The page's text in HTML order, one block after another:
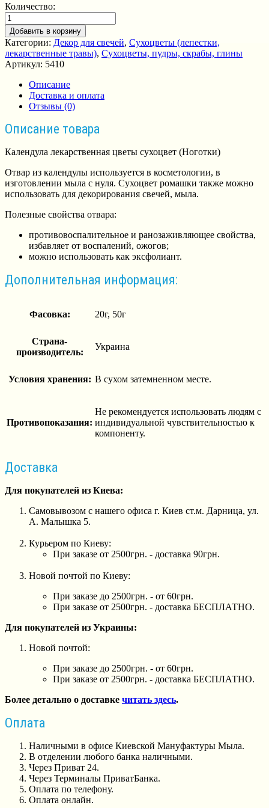
Количество:
Добавить в корзину
Категории: Декор для свечей, Сухоцветы (лепестки,
лекарственные травы), Сухоцветы, пудры, скрабы, глины
Артикул: 5410
Описание
Доставка и оплата
Отзывы (0)
Описание товара
Календула лекарственная цветы сухоцвет (Ноготки)
Отвар из календулы используется в косметологии, в
изготовлении мыла с нуля. Сухоцвет ромашки также можно
использовать для декорирования свечей, мыла.
Полезные свойства отвара:
противовоспалительное и ранозаживляющее свойства,
избавляет от воспалений, ожогов;
можно использовать как эксфолиант.
Дополнительная информация:
Фасовка: 20г, 50г
Страна-
производитель:
Украина
Условия хранения: В сухом затемненном месте.
Противопоказания:
Не рекомендуется использовать людям с
индивидуальной чувствительностью к
компоненту.
Доставка
Для покупателей из Киева:
Самовывозом с нашего офиса г. Киев ст.м. Дарница, ул.
А. Малышка 5.
Курьером по Киеву:
При заказе от 2500грн. - доставка 90грн.
Новой почтой по Киеву:
При заказе до 2500грн. - от 60грн.
При заказе от 2500грн. - доставка БЕСПЛАТНО.
Для покупателей из Украины:
Новой почтой:
При заказе до 2500грн. - от 60грн.
При заказе от 2500грн. - доставка БЕСПЛАТНО.
Более детально о доставке читать здесь.
Оплата
Наличными в офисе Киевской Мануфактуры Мыла.
В отделении любого банка наличными.
Через Приват 24.
Через Терминалы ПриватБанка.
Оплата по телефону.
Оплата онлайн.